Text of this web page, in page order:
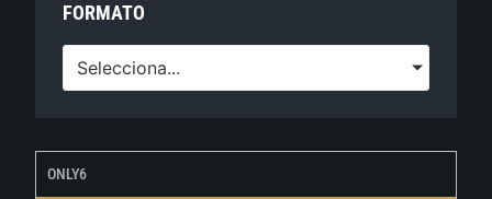
FORMATO
Selecciona...
ONLY6